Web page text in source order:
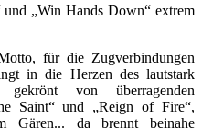
„Win Hands Down“ extrem
für die Zugverbindungen
in die Herzen des lautstark
gekrönt von überragenden
Saint“ und „Reign of Fire“,
Gären... da brennt beinahe